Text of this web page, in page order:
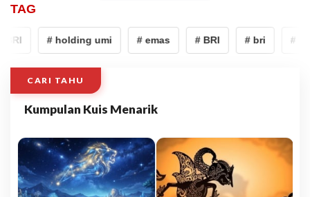
TAG
# holding umi # emas # BRI # bri #
CARI TAHU
Kumpulan Kuis Menarik